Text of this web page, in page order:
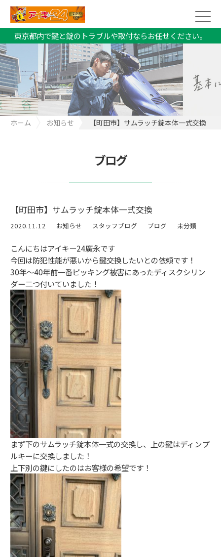
東京都内で鍵と錠のトラブルや取付ならお任せください。
ホーム お知らせ 【町田市】サムラッチ錠本体一式交換
ブログ
【町田市】サムラッチ錠本体一式交換
2020.11.12 お知らせ スタッフブログ ブログ 未分類
こんにちはアイキー24廣永です
今回は防犯性能が悪いから鍵交換したいとの依頼です！
30年〜40年前一番ピッキング被害にあったディスクシリン
ダー二つ付いていました！
まず下のサムラッチ錠本体一式の交換し、上の鍵はディンプ
ルキーに交換しました！
上下別の鍵にしたのはお客様の希望です！